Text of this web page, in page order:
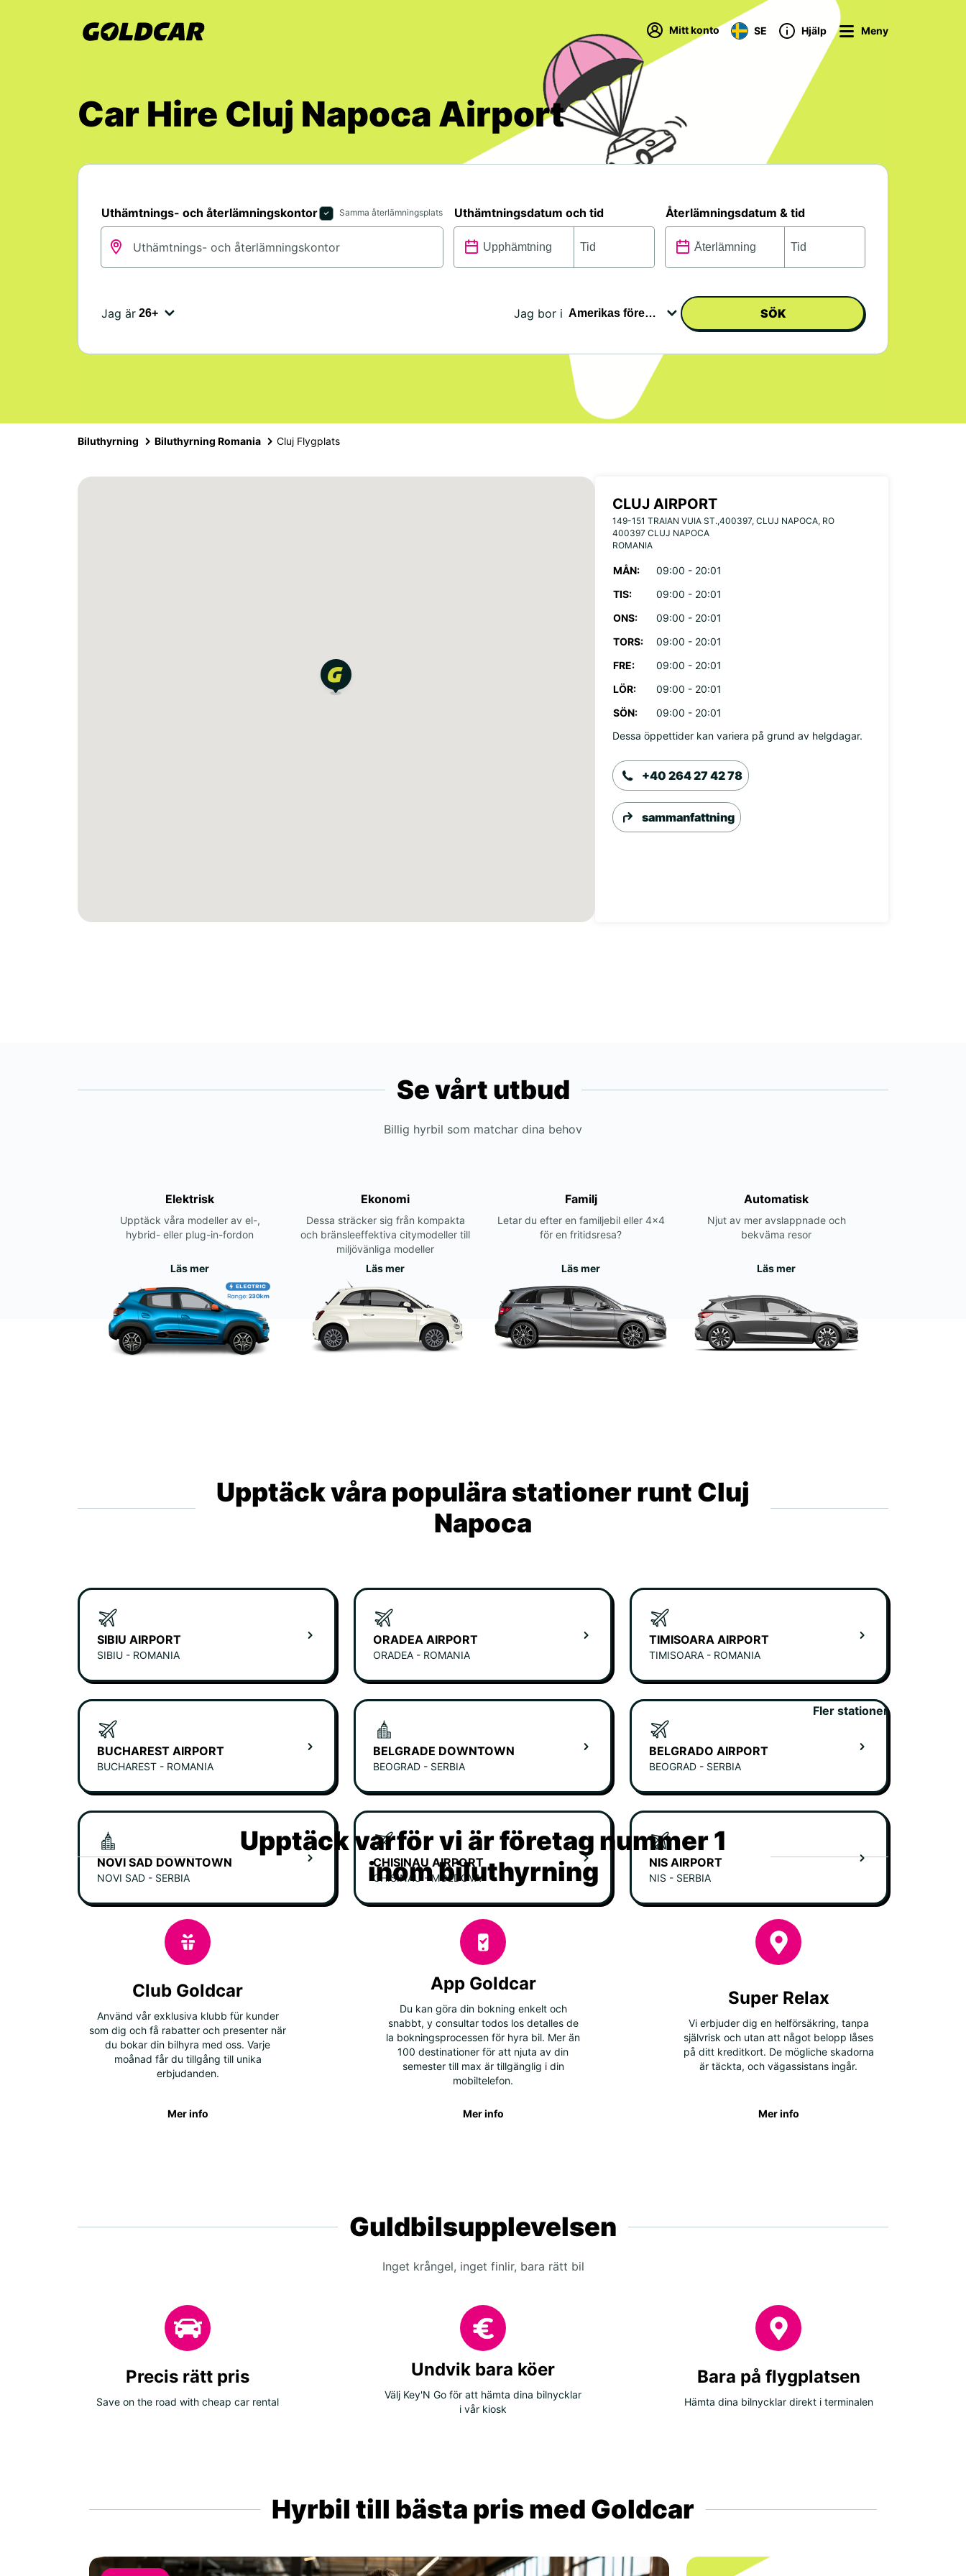
Mitt konto SE Hjälp Meny
Car Hire Cluj Napoca Airport
Uthämtnings- och återlämningskontor Samma återlämningsplats Uthämtningsdatum och tid Återlämningsdatum & tid
Jag är Jag bor i SÖK
Biluthyrning Biluthyrning Romania Cluj Flygplats
CLUJ AIRPORT
149-151 TRAIAN VUIA ST.,400397, CLUJ NAPOCA, RO
400397 CLUJ NAPOCA
ROMANIA
MÅN:
09:00 - 20:01
TIS:
09:00 - 20:01
ONS:
09:00 - 20:01
TORS:
09:00 - 20:01
FRE:
09:00 - 20:01
LÖR:
09:00 - 20:01
SÖN:
09:00 - 20:01
Dessa öppettider kan variera på grund av helgdagar.
+40 264 27 42 78
sammanfattning
Se vårt utbud
Billig hyrbil som matchar dina behov
Elektrisk
Upptäck våra modeller av el-,
hybrid- eller plug-in-fordon
Läs mer
Ekonomi
Dessa sträcker sig från kompakta
och bränsleeffektiva citymodeller till
miljövänliga modeller
Läs mer
Familj
Letar du efter en familjebil eller 4x4
för en fritidsresa?
Läs mer
Automatisk
Njut av mer avslappnade och
bekväma resor
Läs mer
Upptäck våra populära stationer runt Cluj
Napoca
SIBIU AIRPORT
SIBIU - ROMANIA
ORADEA AIRPORT
ORADEA - ROMANIA
TIMISOARA AIRPORT
TIMISOARA - ROMANIA
BUCHAREST AIRPORT
BUCHAREST - ROMANIA
BELGRADE DOWNTOWN
BEOGRAD - SERBIA
BELGRADO AIRPORT
BEOGRAD - SERBIA
NOVI SAD DOWNTOWN
NOVI SAD - SERBIA
CHISINAU AIRPORT
CHISINAU - MOLDOVA
NIS AIRPORT
NIS - SERBIA
Fler stationer
Upptäck varför vi är företag nummer 1
inom biluthyrning
Club Goldcar
Använd vår exklusiva klubb für kunder
som dig och få rabatter och presenter när
du bokar din bilhyra med oss. Varje
moånad får du tillgång till unika
erbjudanden.
Mer info
App Goldcar
Du kan göra din bokning enkelt och
snabbt, y consultar todos los detalles de
la bokningsprocessen för hyra bil. Mer än
100 destinationer för att njuta av din
semester till max är tillgänglig i din
mobiltelefon.
Mer info
Super Relax
Vi erbjuder dig en helförsäkring, tanpa
självrisk och utan att något belopp låses
på ditt kreditkort. De mögliche skadorna
är täckta, och vägassistans ingår.
Mer info
Guldbilsupplevelsen
Inget krångel, inget finlir, bara rätt bil
Precis rätt pris
Save on the road with cheap car rental
Undvik bara köer
Välj Key'N Go för att hämta dina bilnycklar
i vår kiosk
Bara på flygplatsen
Hämta dina bilnycklar direkt i terminalen
Hyrbil till bästa pris med Goldcar